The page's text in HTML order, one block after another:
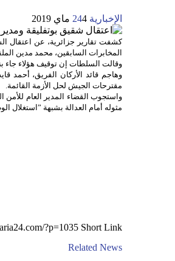
الإخبارية 24 4 ماي 2019
كشفت تقارير جزائرية، عن اعتقال
المخابرات السابقين، محمد مدين
وقالت السلطات إن توقيف هؤلاء جاء
وهاجم قائد الأركان الفريق، أحمد
مقترحات الجيش لحل الأزمة القائمة.
مثوله أمام العدالة بشبهة ”استغلال
Short Link
Related News